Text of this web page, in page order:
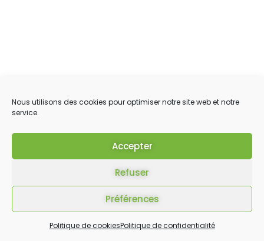
Nous utilisons des cookies pour optimiser notre site web et notre
service.
Accepter
Refuser
Préférences
Politique de cookiesPolitique de confidentialité